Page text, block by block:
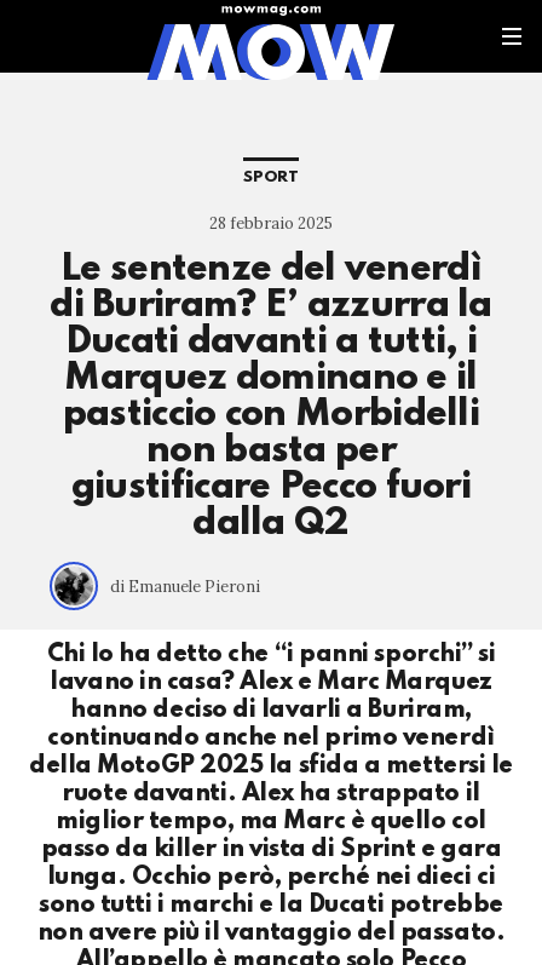
SPORT
28 febbraio 2025
Le sentenze del venerdì
di Buriram? E’ azzurra la
Ducati davanti a tutti, i
Marquez dominano e il
pasticcio con Morbidelli
non basta per
giustificare Pecco fuori
dalla Q2
di Emanuele Pieroni
Chi lo ha detto che “i panni sporchi” si
lavano in casa? Alex e Marc Marquez
hanno deciso di lavarli a Buriram,
continuando anche nel primo venerdì
della MotoGP 2025 la sfida a mettersi le
ruote davanti. Alex ha strappato il
miglior tempo, ma Marc è quello col
passo da killer in vista di Sprint e gara
lunga. Occhio però, perché nei dieci ci
sono tutti i marchi e la Ducati potrebbe
non avere più il vantaggio del passato.